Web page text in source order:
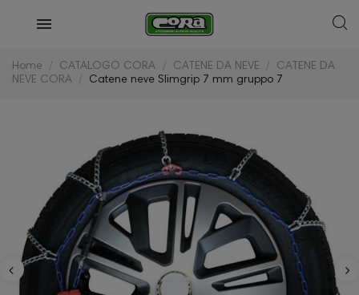
Home CATALOGO CORA CATENE DA NEVE
CATENE DA
NEVE CORA
Catene neve Slimgrip 7 mm gruppo 7